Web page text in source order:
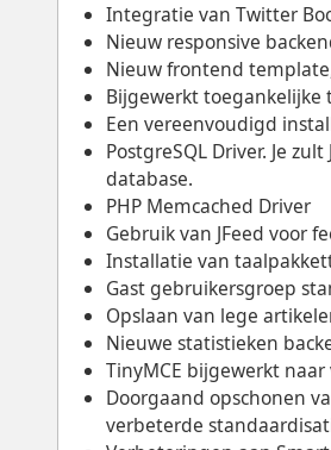
Integratie van Twitter
Nieuw responsive
Nieuw frontend
Bijgewerkt toegankelijke
Een vereenvoudigd
PostgreSQL Driver. Je
database.
PHP Memcached Driver
Gebruik van JFeed voor
Installatie van
Gast gebruikersgroep
Opslaan van lege
Nieuwe statistieken
TinyMCE bijgewerkt naar
Doorgaand opschonen
verbeterde